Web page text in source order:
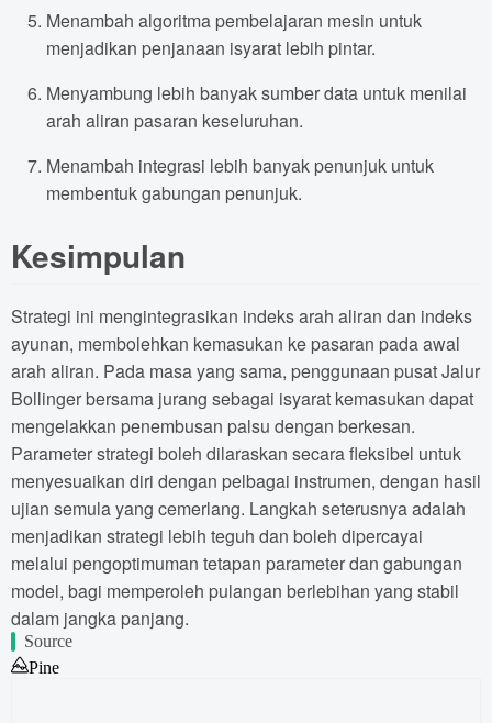
Menambah algoritma pembelajaran mesin untuk
menjadikan penjanaan isyarat lebih pintar.
Menyambung lebih banyak sumber data untuk menilai
arah aliran pasaran keseluruhan.
Menambah integrasi lebih banyak penunjuk untuk
membentuk gabungan penunjuk.
Kesimpulan
Strategi ini mengintegrasikan indeks arah aliran dan indeks
ayunan, membolehkan kemasukan ke pasaran pada awal
arah aliran. Pada masa yang sama, penggunaan pusat Jalur
Bollinger bersama jurang sebagai isyarat kemasukan dapat
mengelakkan penembusan palsu dengan berkesan.
Parameter strategi boleh dilaraskan secara fleksibel untuk
menyesuaikan diri dengan pelbagai instrumen, dengan hasil
ujian semula yang cemerlang. Langkah seterusnya adalah
menjadikan strategi lebih teguh dan boleh dipercayai
melalui pengoptimuman tetapan parameter dan gabungan
model, bagi memperoleh pulangan berlebihan yang stabil
dalam jangka panjang.
Source
Pine